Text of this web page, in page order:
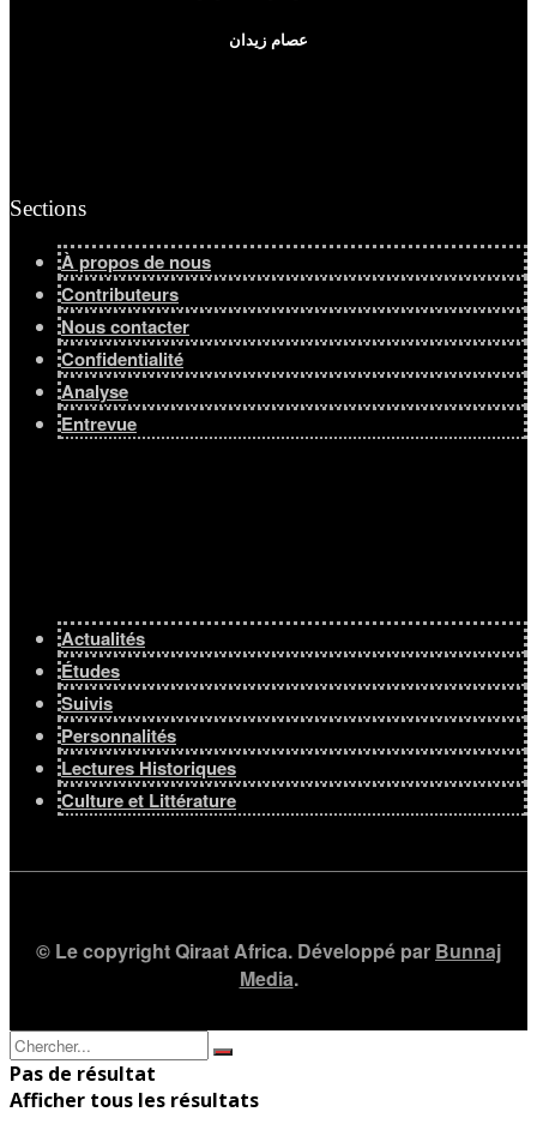
عصام زيدان
Sections
À propos de nous
Contributeurs
Nous contacter
Confidentialité
Analyse
Entrevue
Actualités
Études
Suivis
Personnalités
Lectures Historiques
Culture et Littérature
© Le copyright Qiraat Africa. Développé par Bunnaj
Media.
Pas de résultat
Afficher tous les résultats